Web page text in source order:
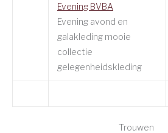
Evening BVBA
Evening avond en
galakleding mooie
collectie
gelegenheidskleding
Trouwen